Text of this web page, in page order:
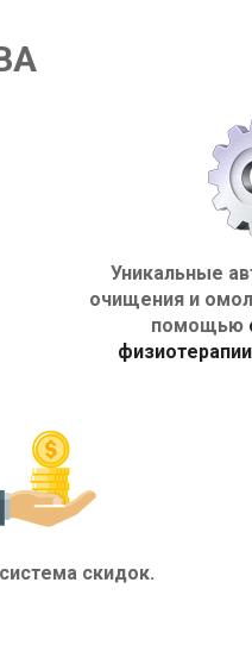
Уникальные
очищения и
помощью
физиотерапии
скидок.